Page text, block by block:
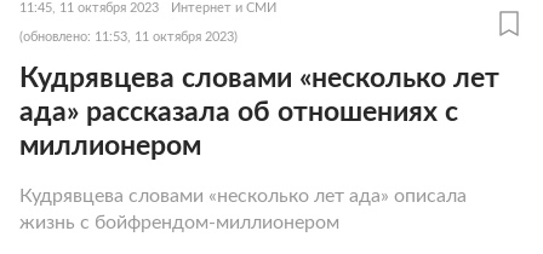
11:45, 11 октября 2023 Интернет и СМИ
(обновлено: 11:53, 11 октября 2023)
Кудрявцева словами «несколько лет
ада» рассказала об отношениях с
миллионером
Кудрявцева словами «несколько лет ада» описала
жизнь с бойфрендом-миллионером